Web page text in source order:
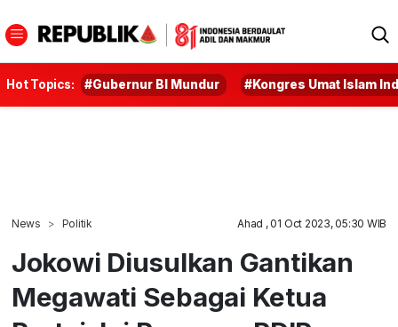
Hot Topics: #Gubernur BI Mundur #Kongres Umat Islam
News Politik Ahad , 01 Oct 2023, 05:30 WIB
Jokowi Diusulkan Gantikan
Megawati Sebagai Ketua